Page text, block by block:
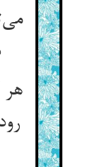
هر